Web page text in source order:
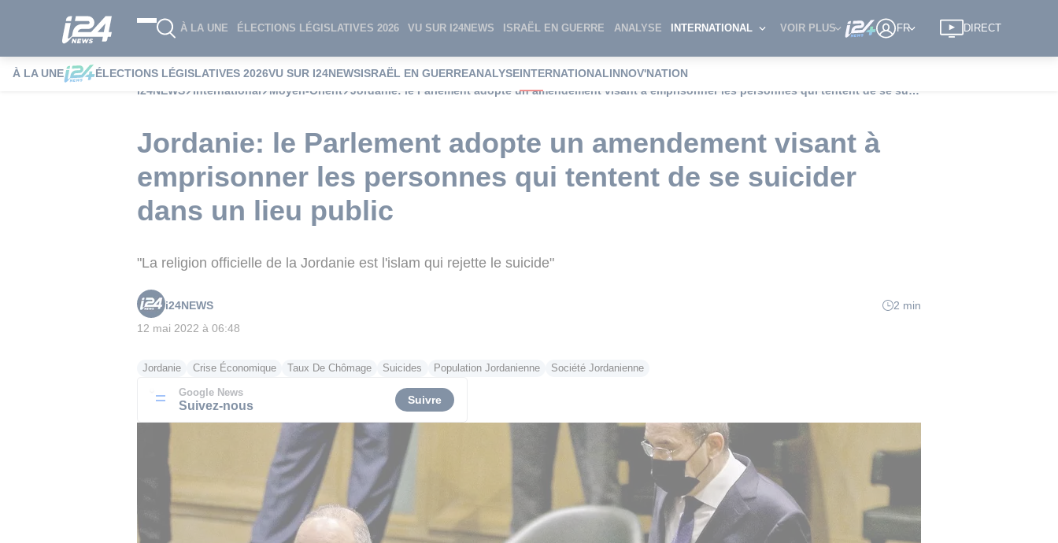
À LA UNE ÉLECTIONS LÉGISLATIVES 2026 VU SUR I24NEWS ISRAËL EN GUERRE ANALYSE INTERNATIONAL VOIR PLUS FR DIRECT
À LA UNE ÉLECTIONS LÉGISLATIVES 2026VU SUR I24NEWSISRAËL EN GUERREANALYSEINTERNATIONALINNOV'NATION
i24NEWS
International Moyen-Orient Jordanie: le Parlement adopte un amendement visant à emprisonner les personnes qui tentent de se suicider dans un lieu public
Jordanie: le Parlement adopte un amendement visant à
emprisonner les personnes qui tentent de se suicider
dans un lieu public
"La religion officielle de la Jordanie est l'islam qui rejette le suicide"
i24NEWS
2 min
12 mai 2022 à 06:48
Jordanie Crise Économique Taux De Chômage Suicides Population Jordanienne Société Jordanienne
Google News
Suivez-nous Suivre